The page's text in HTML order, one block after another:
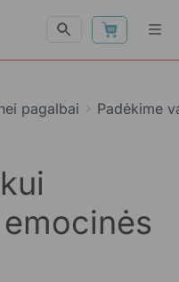
pagalbai Padėkime